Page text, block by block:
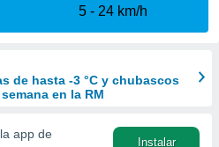
5
24 km/h
de hasta -3 °C y chubascos
en la RM
la app de
Instalar